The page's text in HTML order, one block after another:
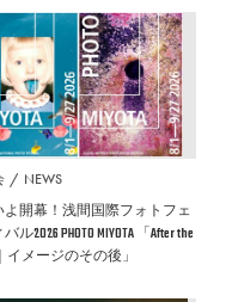
NEWS
よ開幕！浅間国際フォトフェ
ル2026 PHOTO MIYOTA 「After the
イメージのその後」